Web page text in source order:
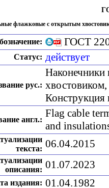
флажковые с открытым
ГОСТ
Статус: действует
рус.:
Конструкция
англ.:
Flag cable
and
текста: 06.04.2015
описания: 01.07.2023
издания: 01.04.1982